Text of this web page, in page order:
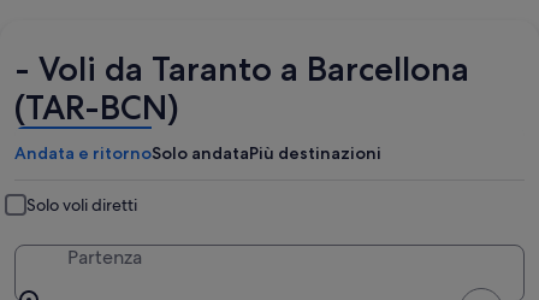
- Voli da Taranto a Barcellona
(TAR-BCN)
Andata e ritornoSolo andataPiù destinazioni
Solo voli diretti
Partenza